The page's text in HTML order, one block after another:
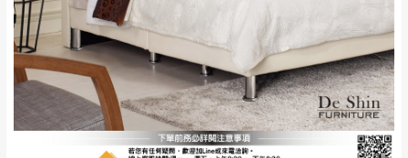
苗栗
$ 9,000以上：免
運費
$ 9,000以下：
NT$500元
＊A108產品另收運費
卓蘭鎮、三灣、通
霄山區、西湖、泰
安鄉、大湖鄉、頭
屋、獅潭鄉
由於百貨公司配送較為不易，故暫無法配送
至百貨公司內部。
發票寄送：
若您選擇三聯式或索取兩聯式發票，發票將於商品
完成出貨15個工作天另行寄出，另外約加上2~7個